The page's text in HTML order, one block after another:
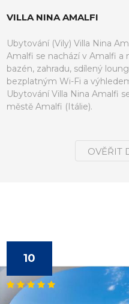
VILLA NINA AMALFI
Ubytování (Vily) Villa Nina
Amalfi se nachází v Amalfi a
bazén, zahradu, sdílený
bezplatným Wi-Fi a
Ubytování Villa Nina Amalfi
městě Amalfi (Itálie).
OVĚŘIT
10